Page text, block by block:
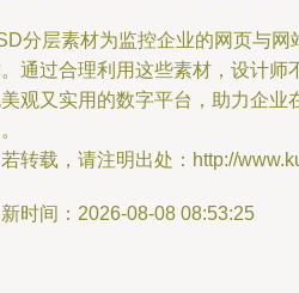
分层素材为监控企业的网页与网
通过合理利用这些素材，设计师
观又实用的数字平台，助力企业
转载，请注明出处：http://
时间：2026-08-08 08:53:25